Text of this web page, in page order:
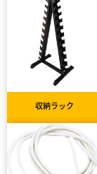
収納ラック